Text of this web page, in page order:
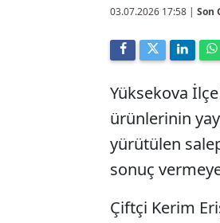
03.07.2026 17:58 | Son
Yüksekova
ürünlerinin
yürütülen
sonuç
Çiftçi Kerim